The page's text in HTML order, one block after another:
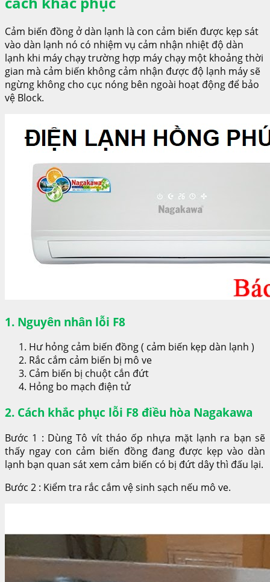
Cảm biến đồng ở dàn lạnh là con cảm biến được kẹp sát
vào dàn lạnh nó có nhiệm vụ cảm nhận nhiệt độ dàn
lạnh khi máy chạy trường hợp máy chạy một khoảng thời
gian mà cảm biến không cảm nhận được độ lạnh máy sẽ
ngừng không cho cục nóng bên ngoài hoạt động để bảo
vệ Block.
1. Nguyên nhân lỗi F8
Hư hỏng cảm biến đồng ( cảm biến kẹp dàn lạnh )
Rắc cắm cảm biến bị mô ve
Cảm biến bị chuột cắn đứt
Hỏng bo mạch điện tử
2. Cách khắc phục lỗi F8 điều hòa Nagakawa
Bước 1 : Dùng Tô vít tháo ốp nhựa mặt lạnh ra bạn sẽ
thấy ngay con cảm biến đồng đang được kẹp vào dàn
lạnh bạn quan sát xem cảm biến có bị đứt dây thì đấu lại.
Bước 2 : Kiểm tra rắc cắm vệ sinh sạch nếu mô ve.